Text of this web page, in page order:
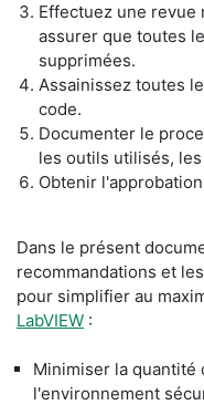
​Effectuez une revue
assurer que toutes
supprimées.
Assainissez toutes
code.
Documenter le
les outils utilisés,
Obtenir
​Dans le présent
recommandations et
pour simplifier au
LabVIEW :
​Minimiser la quantité
l'environnement